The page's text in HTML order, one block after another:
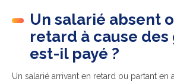
Un salarié absent
retard à cause des
est-il payé ?
Un salarié arrivant en retard ou partant en